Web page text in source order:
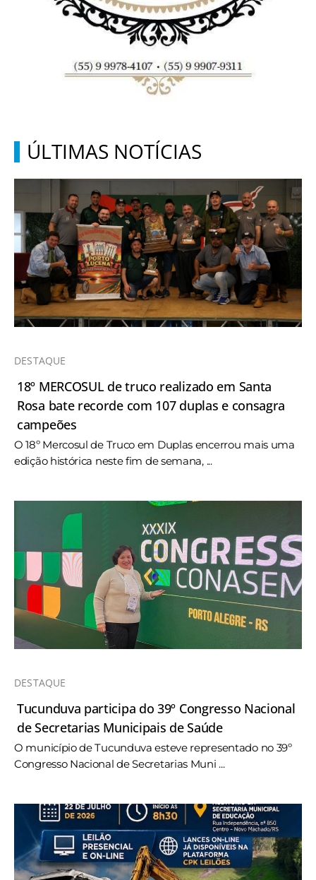
ÚLTIMAS NOTÍCIAS
DESTAQUE
18º MERCOSUL de truco realizado em Santa
Rosa bate recorde com 107 duplas e consagra
campeões
O 18º Mercosul de Truco em Duplas encerrou mais uma
edição histórica neste fim de semana, ...
DESTAQUE
Tucunduva participa do 39º Congresso Nacional
de Secretarias Municipais de Saúde
O município de Tucunduva esteve representado no 39º
Congresso Nacional de Secretarias Muni ...